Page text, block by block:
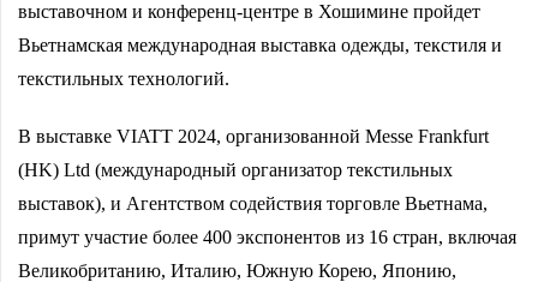
выставочном и конференц-центре в Хошимине пройдет
Вьетнамская международная выставка одежды, текстиля и
текстильных технологий.
В выставке VIATT 2024, организованной Messe Frankfurt
(HK) Ltd (международный организатор текстильных
выставок), и Агентством содействия торговле Вьетнама,
примут участие более 400 экспонентов из 16 стран, включая
Великобританию, Италию, Южную Корею, Японию,